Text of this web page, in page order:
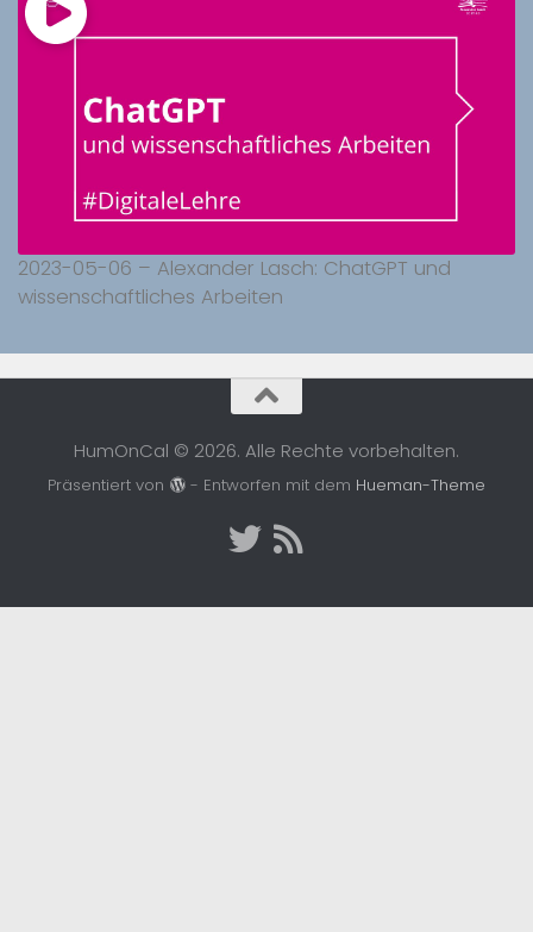
2023-05-06 – Alexander Lasch: ChatGPT und
wissenschaftliches Arbeiten
HumOnCal © 2026. Alle Rechte vorbehalten.
Präsentiert von - Entworfen mit dem Hueman-Theme